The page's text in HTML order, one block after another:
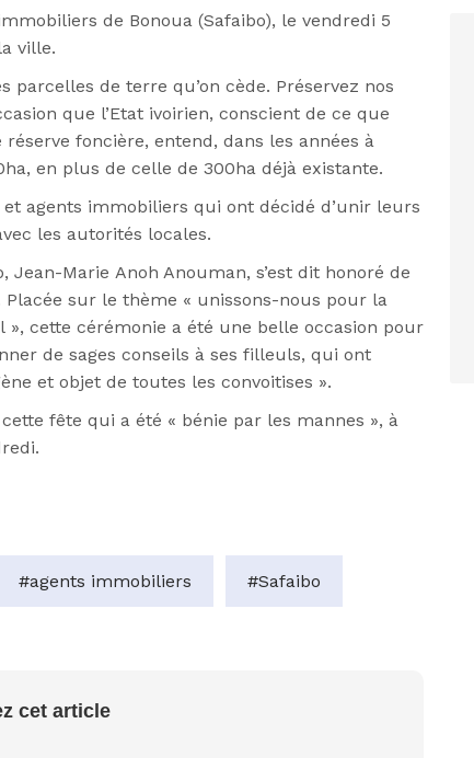
de Bonoua (Safaibo), le vendredi 5
ville.
parcelles de terre qu’on cède. Préservez nos
que l’Etat ivoirien, conscient de ce que
foncière, entend, dans les années à
en plus de celle de 300ha déjà existante.
agents immobiliers qui ont décidé d’unir leurs
les autorités locales.
Jean-Marie Anoh Anouman, s’est dit honoré de
sur le thème « unissons-nous pour la
cette cérémonie a été une belle occasion pour
de sages conseils à ses filleuls, qui ont
et objet de toutes les convoitises ».
fête qui a été « bénie par les mannes », à
#agents immobiliers #Safaibo
cet article